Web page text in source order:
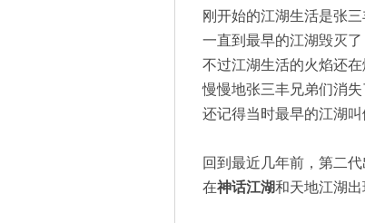
刚开始的江湖生活是张
一直到最早的江湖毁灭
不过江湖生活的火焰还
慢慢地张三丰兄弟们消失
还记得当时最早的江湖
回到最近几年前，第二代
在神话江湖和天地江湖出